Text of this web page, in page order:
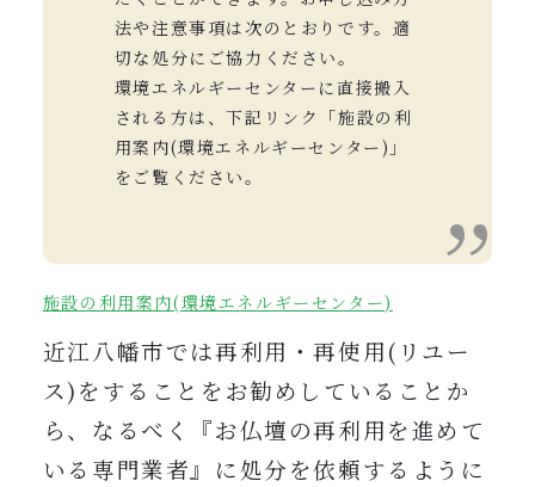
法や注意事項は次のとおりです。適
切な処分にご協力ください。
環境エネルギーセンターに直接搬入
される方は、下記リンク「施設の利
用案内(環境エネルギーセンター)」
をご覧ください。
施設の利用案内(環境エネルギーセンター)
近江八幡市では再利用・再使用(リユー
ス)をすることをお勧めしていることか
ら、なるべく『お仏壇の再利用を進めて
いる専門業者』に処分を依頼するように